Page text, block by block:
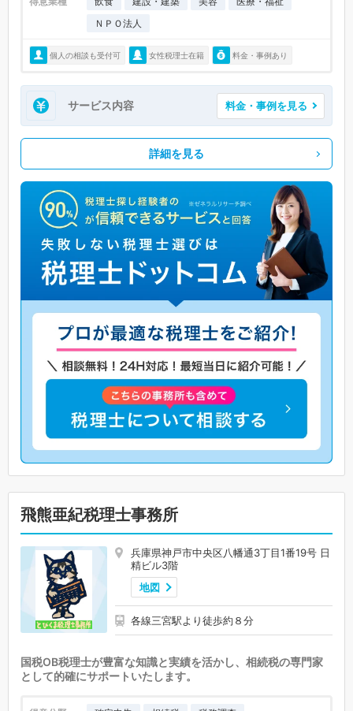
ＮＰＯ法人
個人の相談も受付可 女性税理士在籍 料金・事例あり
サービス内容 料金・事例を見る
詳細を見る
飛熊亜紀税理士事務所
兵庫県神戸市中央区八幡通3丁目1番19号 日
精ビル3階
地図
各線三宮駅より徒歩約８分
国税OB税理士が豊富な知識と実績を活かし、相続税の専門家
として的確にサポートいたします。